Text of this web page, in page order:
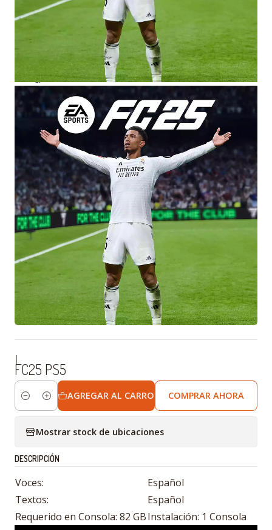
|
FC25 PS5
Cantidad
AGREGAR AL CARRO COMPRAR AHORA
Mostrar stock de ubicaciones
DESCRIPCIÓN
Voces:
Español
Textos:
Español
Requerido en Consola: 82 GBInstalación: 1 Consola